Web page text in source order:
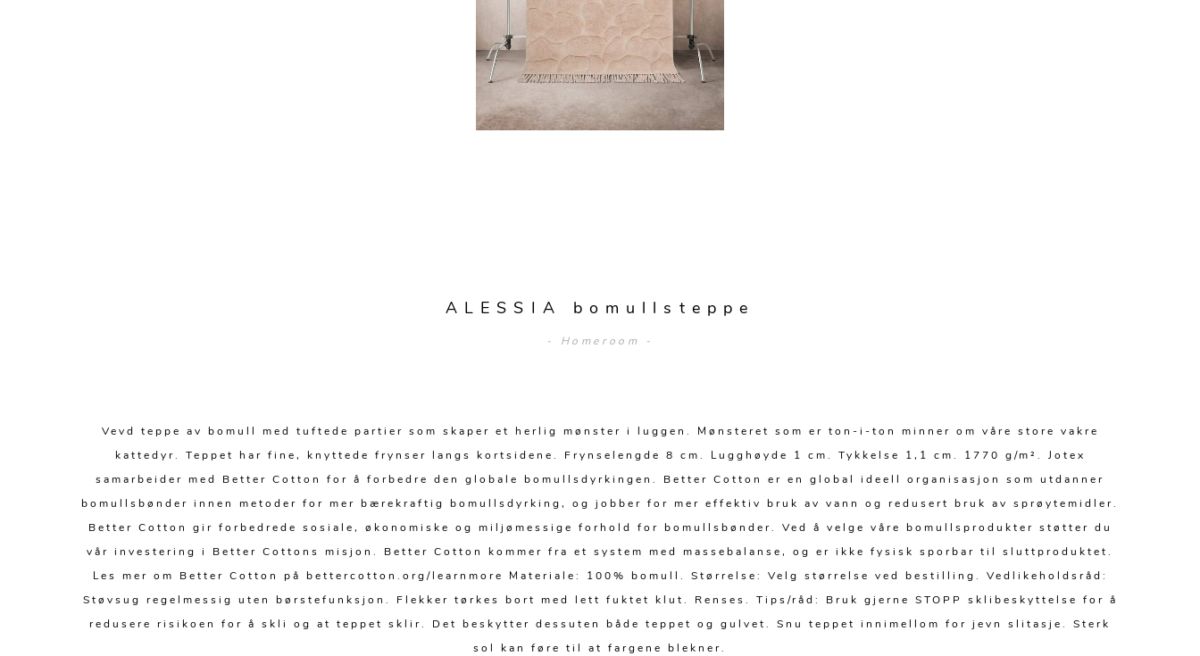
ALESSIA bomullsteppe
- Homeroom -
Vevd teppe av bomull med tuftede partier som skaper et herlig mønster i luggen. Mønsteret som er ton-i-ton minner om våre store vakre
kattedyr. Teppet har fine, knyttede frynser langs kortsidene. Frynselengde 8 cm. Lugghøyde 1 cm. Tykkelse 1,1 cm. 1770 g/m². Jotex
samarbeider med Better Cotton for å forbedre den globale bomullsdyrkingen. Better Cotton er en global ideell organisasjon som utdanner
bomullsbønder innen metoder for mer bærekraftig bomullsdyrking, og jobber for mer effektiv bruk av vann og redusert bruk av sprøytemidler.
Better Cotton gir forbedrede sosiale, økonomiske og miljømessige forhold for bomullsbønder. Ved å velge våre bomullsprodukter støtter du
vår investering i Better Cottons misjon. Better Cotton kommer fra et system med massebalanse, og er ikke fysisk sporbar til sluttproduktet.
Les mer om Better Cotton på bettercotton.org/learnmore Materiale: 100% bomull. Størrelse: Velg størrelse ved bestilling. Vedlikeholdsråd:
Støvsug regelmessig uten børstefunksjon. Flekker tørkes bort med lett fuktet klut. Renses. Tips/råd: Bruk gjerne STOPP sklibeskyttelse for å
redusere risikoen for å skli og at teppet sklir. Det beskytter dessuten både teppet og gulvet. Snu teppet innimellom for jevn slitasje. Sterk
sol kan føre til at fargene blekner.